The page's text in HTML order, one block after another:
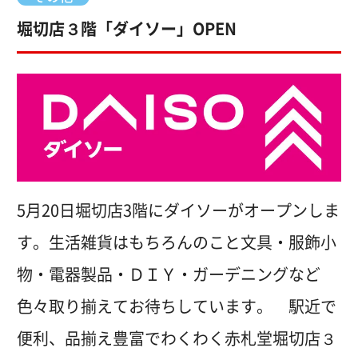
堀切店３階「ダイソー」OPEN
5月20日堀切店3階にダイソーがオープンしま
す。生活雑貨はもちろんのこと文具・服飾小
物・電器製品・ＤＩＹ・ガーデニングなど
色々取り揃えてお待ちしています。 駅近で
便利、品揃え豊富でわくわく赤札堂堀切店３